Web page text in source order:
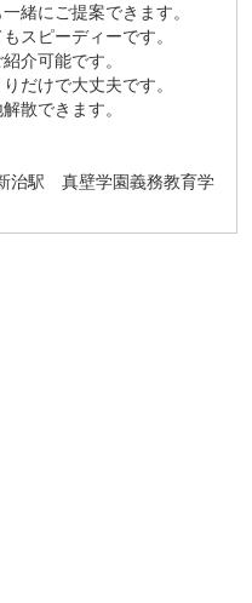
緒にご提案できます。
スピーディーです。
介可能です。
だけで大丈夫です。
散できます。
駅 真壁学園義務教育学